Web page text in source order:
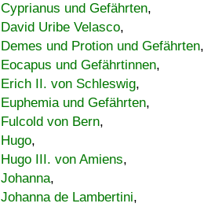
Cyprianus und Gefährten,
David Uribe Velasco,
Demes und Protion und Gefährten,
Eocapus und Gefährtinnen,
Erich II. von Schleswig,
Euphemia und Gefährten,
Fulcold von Bern,
Hugo,
Hugo III. von Amiens,
Johanna,
Johanna de Lambertini,